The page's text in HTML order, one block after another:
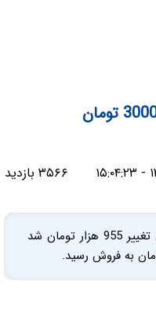
۳۵۶۶ بازدید
قیمت سکه طرح جدید امروز بدون تغییر 955 هزار تومان شد